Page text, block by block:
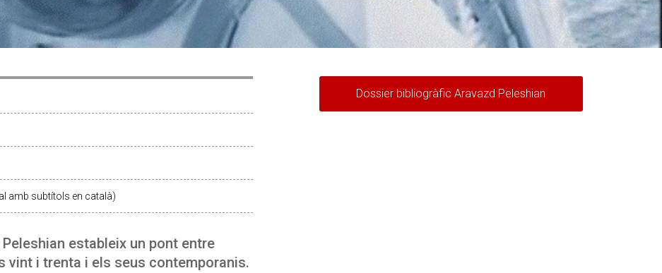
amb subtítols en català)
Peleshian estableix un pont entre
vint i trenta i els seus contemporanis.
Dossier bibliogràfic Aravazd Peleshian